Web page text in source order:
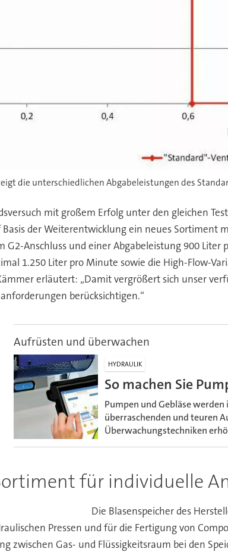
die unterschiedlichen Abgabeleistungen des
mit großem Erfolg unter den gleichen
der Weiterentwicklung ein neues Sortiment
G2-Anschluss und einer Abgabeleistung 900
1.250 Liter pro Minute sowie die High-Flow-
erläutert: „Damit vergrößert sich unser
berücksichtigen.“
Aufrüsten und überwachen
HYDRAULIK
So machen Sie
Pumpen und Gebläse
überraschenden und teuren
Überwachungstechniken
für individuelle
Die Blasenspeicher des
Pressen und für die Fertigung von
zwischen Gas- und Flüssigkeitsraum bei den